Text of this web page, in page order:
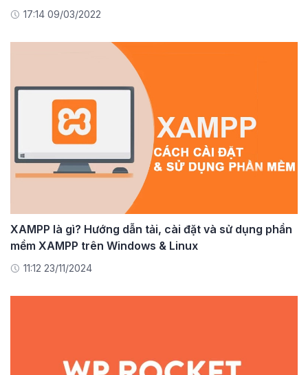
17:14 09/03/2022
XAMPP là gì? Hướng dẫn tải, cài đặt và sử dụng phần
mềm XAMPP trên Windows & Linux
11:12 23/11/2024